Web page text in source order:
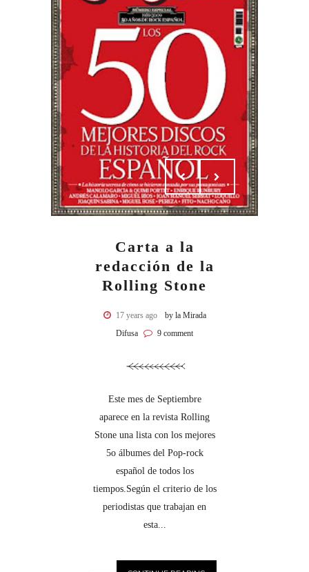
Carta a la
redacción de la
Rolling Stone
17 years ago
by la Mirada
Difusa
9 comment
Este mes de Septiembre
aparece en la revista Rolling
Stone una lista con los mejores
5o álbumes del Pop-rock
español de todos los
tiempos.Según el criterio de los
periodistas que trabajan en
esta...